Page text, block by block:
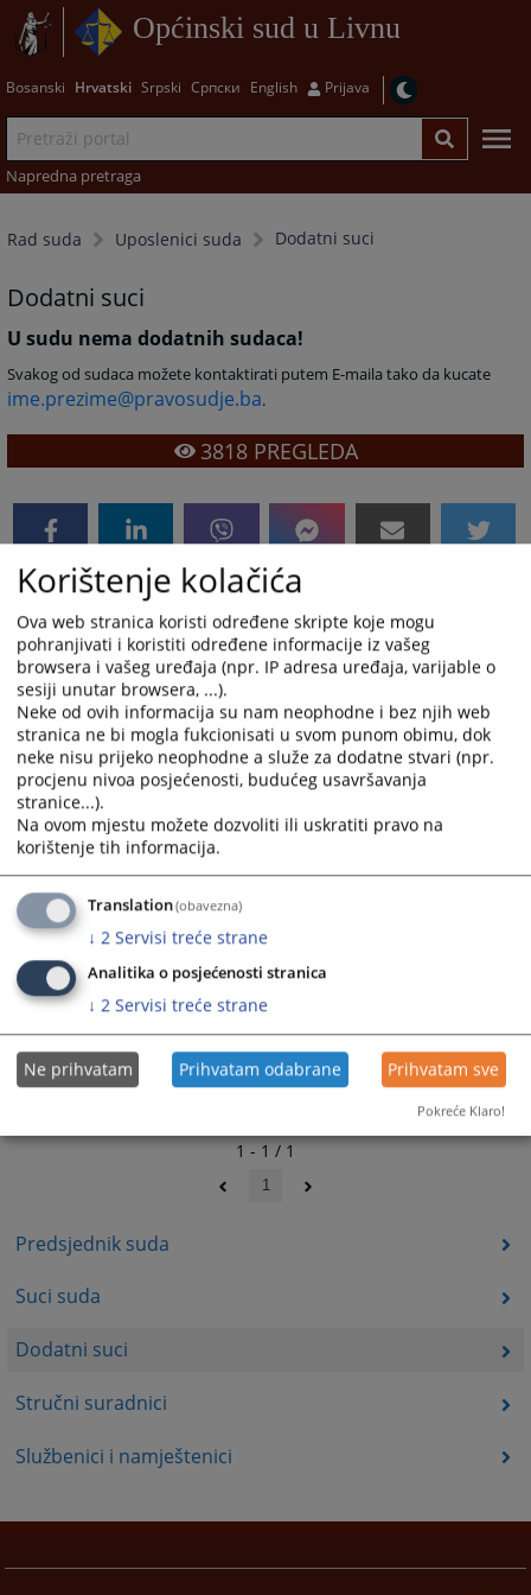
Općinski sud u Livnu
Bosanski Hrvatski Srpski Српски English Prijava
Napredna pretraga
Rad suda Uposlenici suda Dodatni suci
Predsjednik suda
Suci suda
Dodatni suci
Stručni suradnici
Službenici i namještenici
Dodatni suci
U sudu nema dodatnih sudaca!
Svakog od sudaca možete kontaktirati putem E-maila tako da kucate
ime.prezime@pravosudje.ba.
3818PREGLEDA
Prijava financijskog izvješća
1 - 1 / 1
1
Korištenje kolačića
Ova web stranica koristi određene skripte koje mogu
pohranjivati i koristiti određene informacije iz vašeg
browsera i vašeg uređaja (npr. IP adresa uređaja, varijable o
sesiji unutar browsera, ...).
Neke od ovih informacija su nam neophodne i bez njih web
stranica ne bi mogla fukcionisati u svom punom obimu, dok
neke nisu prijeko neophodne a služe za dodatne stvari (npr.
procjenu nivoa posjećenosti, budućeg usavršavanja
stranice...).
Na ovom mjestu možete dozvoliti ili uskratiti pravo na
korištenje tih informacija.
Translation(obavezna)
↓ 2 Servisi treće strane
Analitika o posjećenosti stranica
↓ 2 Servisi treće strane
Ne prihvatam Prihvatam odabrane Prihvatam sve
Pokreće Klaro!